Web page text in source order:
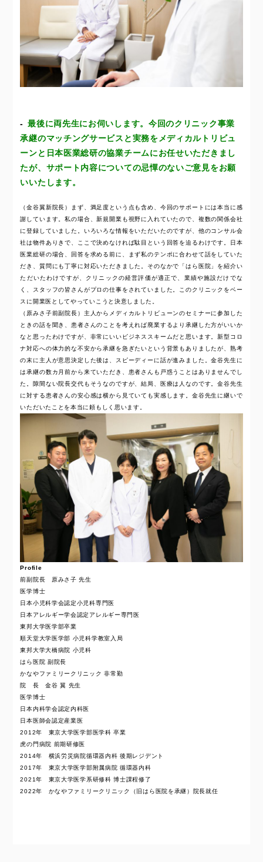
最後に両先生にお伺いします。今回のクリニック事業
承継のマッチングサービスと実務をメディカルトリビュ
ーンと日本医業総研の協業チームにお任せいただきまし
たが、サポート内容についての忌憚のないご意見をお願
いいたします。
（金谷翼新院長）まず、満足度という点も含め、今回のサポートには本当に感
謝しています。私の場合、新規開業も視野に入れていたので、複数の関係会社
に登録していました。いろいろな情報をいただいたのですが、他のコンサル会
社は物件ありきで、ここで決めなければ駄目という回答を迫るわけです。日本
医業総研の場合、回答を求める前に、まず私のテンポに合わせて話をしていた
だき、質問にも丁寧に対応いただきました。そのなかで「はら医院」を紹介い
ただいたわけですが、クリニックの経営評価が適正で、業績や施設だけでな
く、スタッフの皆さんがプロの仕事をされていました。このクリニックをベー
スに開業医としてやっていこうと決意しました。
（原みさ子前副院長）主人からメディカルトリビューンのセミナーに参加した
ときの話を聞き、患者さんのことを考えれば廃業するより承継した方がいいか
なと思ったわけですが、非常にいいビジネススキームだと思います。新型コロ
ナ対応への体力的な不安から承継を急ぎたいという背景もありましたが、熟考
の末に主人が意思決定した後は、スピーディーに話が進みました。金谷先生に
は承継の数カ月前から来ていただき、患者さんも戸惑うことはありませんでし
た。隙間ない院長交代もそうなのですが、結局、医療は人なのです。金谷先生
に対する患者さんの安心感は横から見ていても実感します。金谷先生に継いで
いただいたことを本当に頼もしく思います。
Profile
前副院長 原みさ子 先生
医学博士
日本小児科学会認定小児科専門医
日本アレルギー学会認定アレルギー専門医
東邦大学医学部卒業
順天堂大学医学部 小児科学教室入局
東邦大学大橋病院 小児科
はら医院 副院長
かなやファミリークリニック 非常勤
院 長 金谷 翼 先生
医学博士
日本内科学会認定内科医
日本医師会認定産業医
2012年 東京大学医学部医学科 卒業
虎の門病院 前期研修医
2014年 横浜労災病院循環器内科 後期レジデント
2017年 東京大学医学部附属病院 循環器内科
2021年 東京大学医学系研修科 博士課程修了
2022年 かなやファミリークリニック（旧はら医院を承継）院長就任